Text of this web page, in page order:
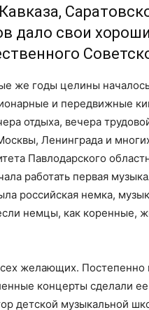
дало свои
же годы целины
и передвижные
отдыха, вечера
Ленинграда и
Павлодарского
работать первая
российская немка,
немцы, как коренные,
желающих. Постепенно
концерты сделали
детской музыкальной